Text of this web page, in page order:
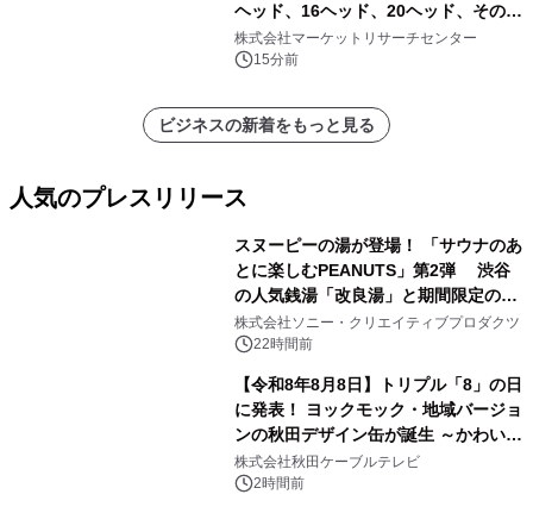
ヘッド、16ヘッド、20ヘッド、その
他）・分析レポートを発表
株式会社マーケットリサーチセンター
15分前
ビジネスの新着をもっと見る
人気のプレスリリース
スヌーピーの湯が登場！ 「サウナのあ
とに楽しむPEANUTS」第2弾 渋谷
の人気銭湯「改良湯」と期間限定のコ
ラボレーション サウナイキタイコラ
ボグッズも発売決定！
株式会社ソニー・クリエイティブプロダクツ
22時間前
【令和8年8月8日】トリプル「8」の日
に発表！ ヨックモック・地域バージョ
ンの秋田デザイン缶が誕生 ～かわいい
秋田犬の子犬と秋田の四季と名所を巡
るパッケージ～ 9月1日(火)秋田県内で
株式会社秋田ケーブルテレビ
2時間前